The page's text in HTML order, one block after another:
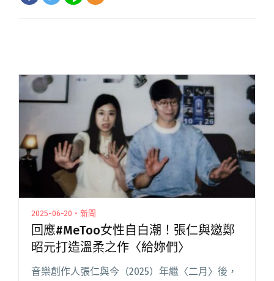
2025-06-20・新聞
回應#MeToo女性自白潮！張仁與邀鄭
昭元打造溫柔之作〈給妳們〉
音樂創作人張仁與今（2025）年繼〈二月〉後，